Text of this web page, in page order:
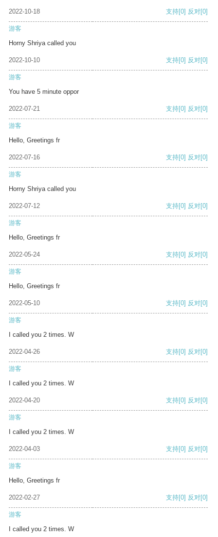
2022-10-18 支持[0] 反对[0]
游客
Horny Shriya called you
2022-10-10 支持[0] 反对[0]
游客
You have 5 minute oppor
2022-07-21 支持[0] 反对[0]
游客
Hello, Greetings fr
2022-07-16 支持[0] 反对[0]
游客
Horny Shriya called you
2022-07-12 支持[0] 反对[0]
游客
Hello, Greetings fr
2022-05-24 支持[0] 反对[0]
游客
Hello, Greetings fr
2022-05-10 支持[0] 反对[0]
游客
I called you 2 times. W
2022-04-26 支持[0] 反对[0]
游客
I called you 2 times. W
2022-04-20 支持[0] 反对[0]
游客
I called you 2 times. W
2022-04-03 支持[0] 反对[0]
游客
Hello, Greetings fr
2022-02-27 支持[0] 反对[0]
游客
I called you 2 times. W